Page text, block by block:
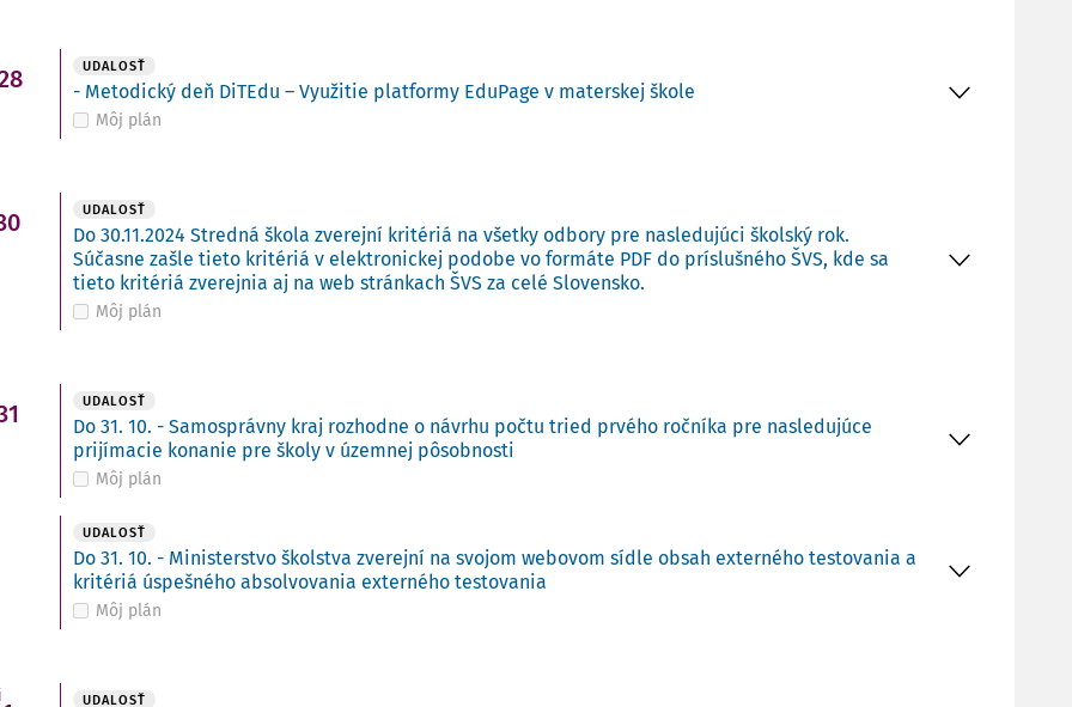
UDALOSŤ
- Metodický deň DiTEdu – Využitie platformy EduPage v materskej škole
Môj plán
UDALOSŤ
Do 30.11.2024 Stredná škola zverejní kritériá na všetky odbory pre nasledujúci školský rok.
Súčasne zašle tieto kritériá v elektronickej podobe vo formáte PDF do príslušného ŠVS, kde sa
tieto kritériá zverejnia aj na web stránkach ŠVS za celé Slovensko.
Môj plán
UDALOSŤ
Do 31. 10. - Samosprávny kraj rozhodne o návrhu počtu tried prvého ročníka pre nasledujúce
prijímacie konanie pre školy v územnej pôsobnosti
Môj plán
UDALOSŤ
Do 31. 10. - Ministerstvo školstva zverejní na svojom webovom sídle obsah externého testovania a
kritériá úspešného absolvovania externého testovania
Môj plán
UDALOSŤ